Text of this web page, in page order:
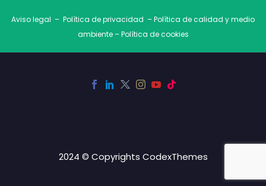
Aviso legal – Política de privacidad –Política de calidad y medio
ambiente–Política de cookies
2024 © Copyrights CodexThemes